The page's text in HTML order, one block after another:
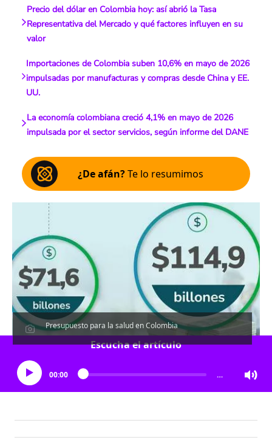
Precio del dólar en Colombia hoy: así abrió la Tasa
Representativa del Mercado y qué factores influyen en su
valor
Importaciones de Colombia suben 10,6% en mayo de 2026
impulsadas por manufacturas y compras desde China y EE.
UU.
La economía colombiana creció 4,1% en mayo de 2026
impulsada por el sector servicios, según informe del DANE
¿De afán?Te lo resumimos
Presupuesto para la salud en Colombia
Escucha el artículo
00:00 …